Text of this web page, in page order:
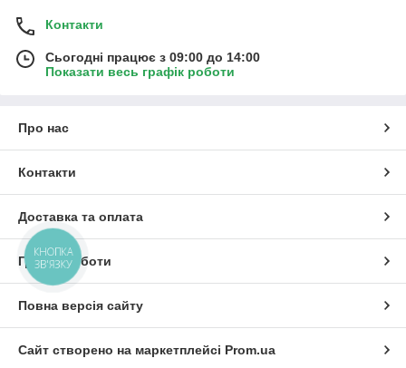
Контакти
Сьогодні працює з 09:00 до 14:00
Показати весь графік роботи
Про нас
Контакти
Доставка та оплата
Графік роботи
Повна версія сайту
Сайт створено на маркетплейсі Prom.ua
КНОПКА
ЗВ'ЯЗКУ